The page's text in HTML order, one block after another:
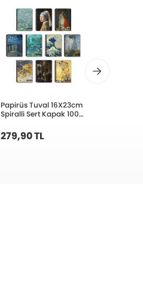
Papirüs Tuval 16X23cm
Spiralli Sert Kapak 100
279,90 TL